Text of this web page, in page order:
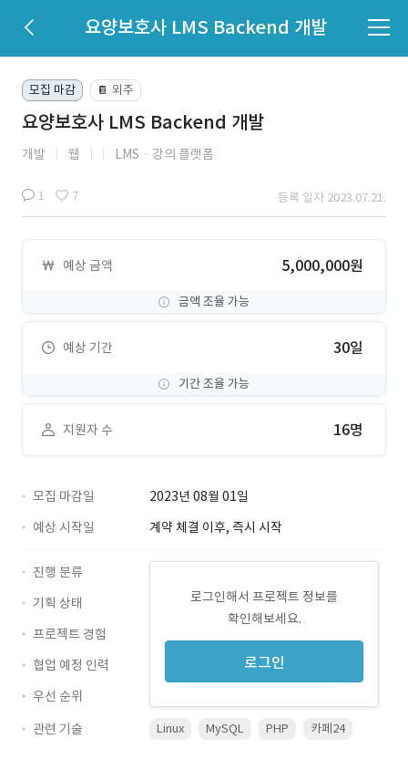
요양보호사 LMS Backend 개발
모집 마감 📔 외주
요양보호사 LMS Backend 개발
개발 웹 LMSㆍ강의 플랫폼
1 7 등록 일자 2023.07.21.
예상 금액 5,000,000원
금액 조율 가능
예상 기간 30일
기간 조율 가능
지원자 수 16명
모집 마감일
2023년 08월 01일
예상 시작일
계약 체결 이후, 즉시 시작
로그인해서 프로젝트 정보를
확인해보세요.
로그인
진행 분류
기획 상태
프로젝트 경험
협업 예정 인력
우선 순위
관련 기술
Linux MySQL PHP 카페24